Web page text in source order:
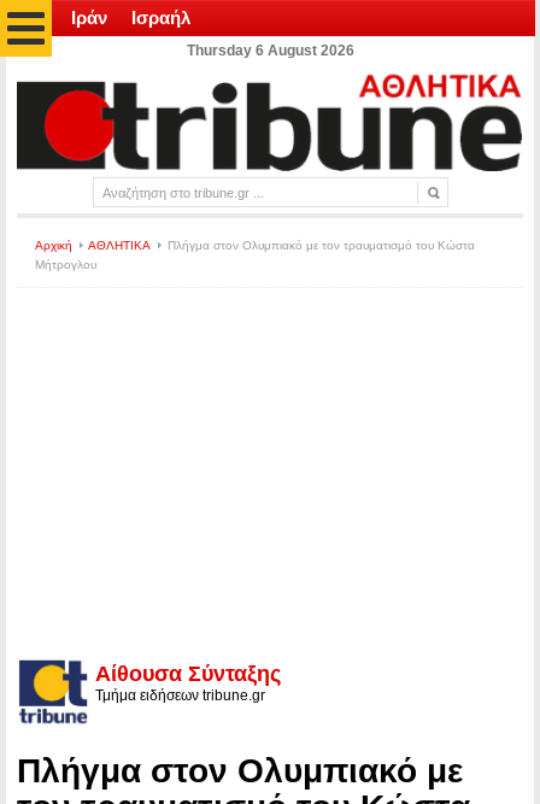
Ιράν Ισραήλ
Thursday 6 August 2026
Αρχική ΑΘΛΗΤΙΚΑ
Πλήγμα στον Ολυμπιακό με τον τραυματισμό του Κώστα
Μήτρογλου
Αίθουσα Σύνταξης
Τμήμα ειδήσεων tribune.gr
Πλήγμα στον Ολυμπιακό με